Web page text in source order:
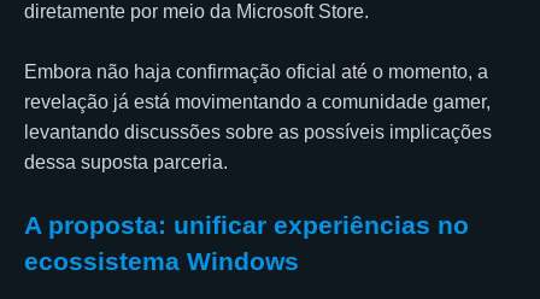
diretamente por meio da Microsoft Store.
Embora não haja confirmação oficial até o momento, a
revelação já está movimentando a comunidade gamer,
levantando discussões sobre as possíveis implicações
dessa suposta parceria.
A proposta: unificar experiências no
ecossistema Windows